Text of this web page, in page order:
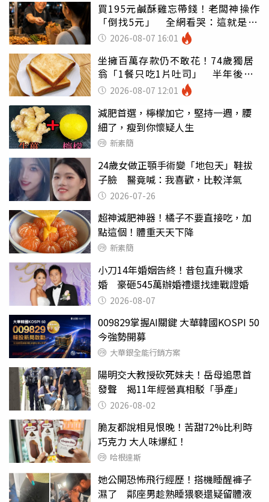
買195元鹹酥雞忘帶錢！老闆神操作
「倒找5元」 全網看哭：這就是台
灣 2026-08-07 16:01
坐擁百萬存款仍不敢花！74歲獨居
翁「1餐只吃1片吐司」 半年後暴
瘦嚇壞女兒
2026-08-07 12:01
減肥首選，檸檬加它，堅持一週，腰
細了，瘦到你懷疑人生
新素簡
24歲女做正顎手術變「地包天」鞋拔
子臉 醫竟喊：我喜歡，比較洋氣
2026-07-26
超神減肥神器！橘子不要直接吃，加
點這個！體重天天下降
新素簡
小刀14年婚姻告終！昔包直升機求
婚 豪砸545萬辦婚禮還找連戰證婚
2026-08-07
009829掌握AI關鍵 大華韓國KOSPI 50
今強勢開募
大華銀全能行銷方案
陽明交大教授砍死妹夫！岳母追思首
發聲 揭11年經營真相駁「爭產」
2026-08-02
脆友都說相見恨晚！苦甜72%比利時
巧克力 大人味爆紅！
哈根達斯
她公開恐怖飛行經歷！搭機睡醒褲子
濕了 鄰座男趁熟睡猥褻還疑留體液